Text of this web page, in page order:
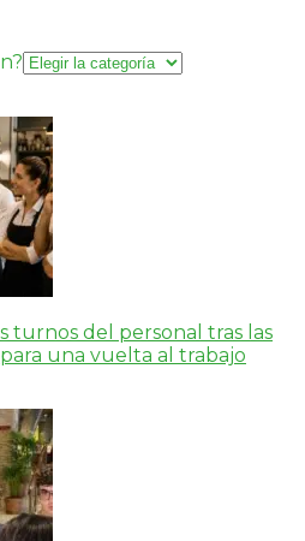
turnos del personal tras las
una vuelta al trabajo